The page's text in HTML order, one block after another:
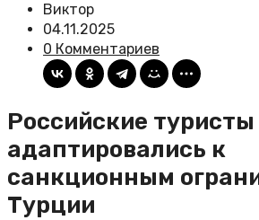
Виктор
04.11.2025
0 Комментариев
Российские туристы
адаптировались к
санкционным
Турции